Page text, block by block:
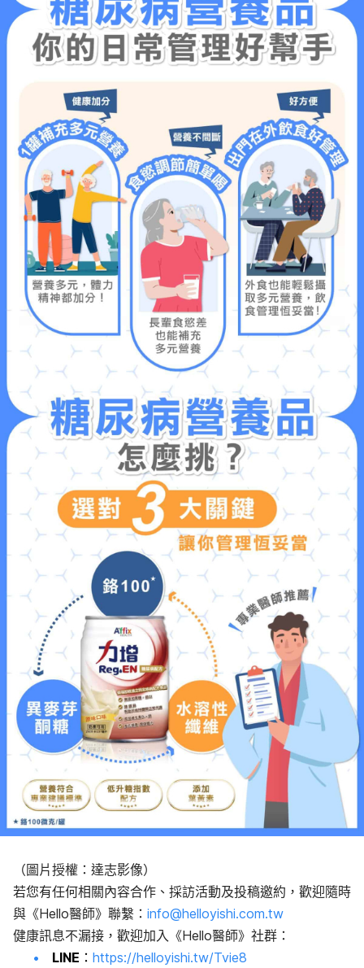
（圖片授權：達志影像）
若您有任何相關內容合作、採訪活動及投稿邀約，歡迎隨時
與《Hello醫師》聯繫： info@helloyishi.com.tw
健康訊息不漏接，歡迎加入《Hello醫師》社群：
LINE ： https://helloyishi.tw/Tvie8